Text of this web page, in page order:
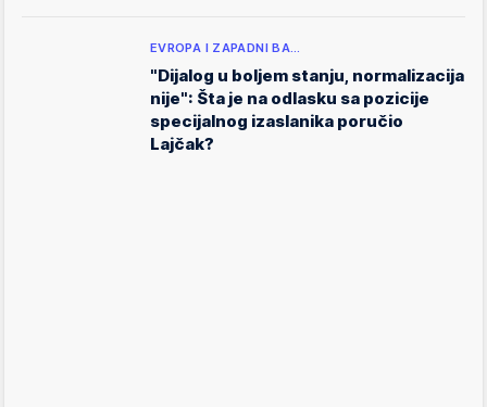
EVROPA I ZAPADNI BA…
"Dijalog u boljem stanju, normalizacija
nije": Šta je na odlasku sa pozicije
specijalnog izaslanika poručio
Lajčak?